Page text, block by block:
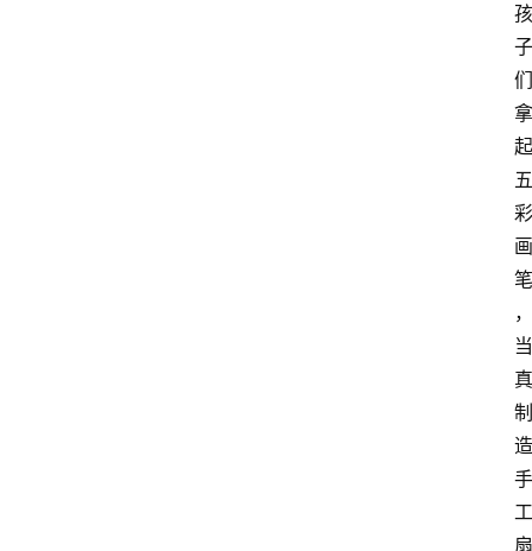
孩
子
们
拿
起
五
彩
画
笔
，
当
真
制
造
手
工
扇